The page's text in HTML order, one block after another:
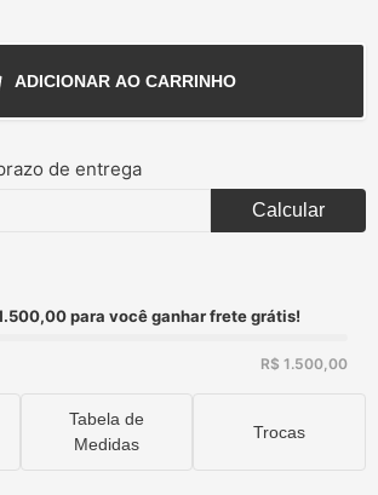
ADICIONAR AO CARRINHO
de entrega
Calcular
para você ganhar frete grátis!
R$ 1.500,00
Tabela de
Medidas
Trocas